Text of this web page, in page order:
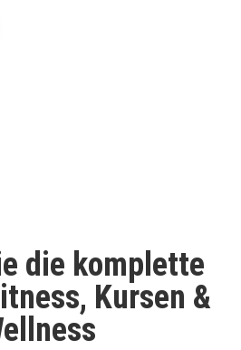
die komplette
Kursen &